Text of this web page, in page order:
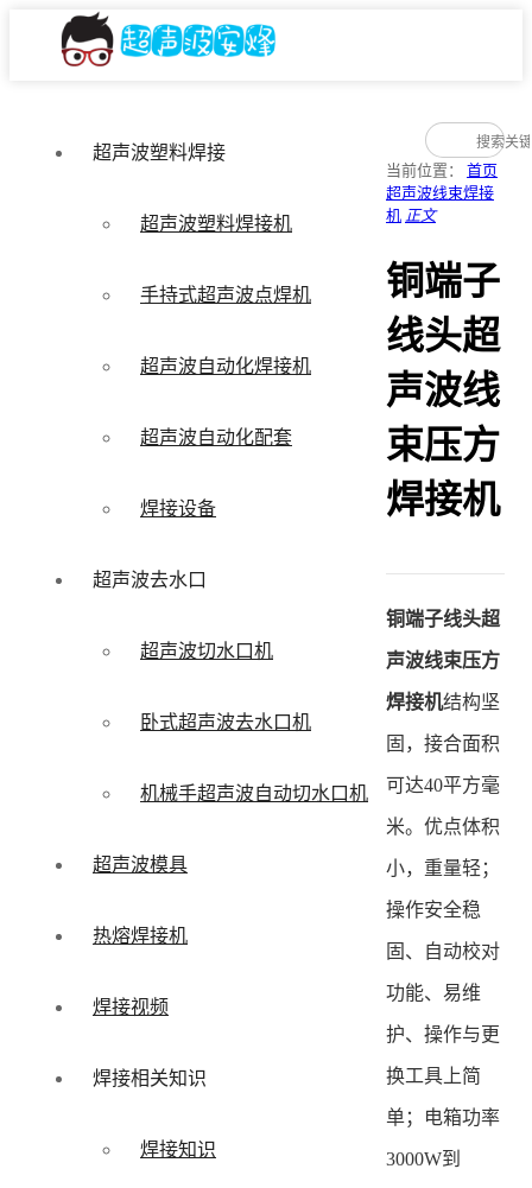
超声波塑料焊接
超声波塑料焊接机
手持式超声波点焊机
超声波自动化焊接机
超声波自动化配套
焊接设备
超声波去水口
超声波切水口机
卧式超声波去水口机
机械手超声波自动切水口机
超声波模具
热熔焊接机
焊接视频
焊接相关知识
焊接知识
当前位置： 首页
超声波线束焊接
机 正文
铜端子
线头超
声波线
束压方
焊接机
铜端子线头超
声波线束压方
焊接机结构坚
固，接合面积
可达40平方毫
米。优点体积
小，重量轻；
操作安全稳
固、自动校对
功能、易维
护、操作与更
换工具上简
单；电箱功率
3000W到